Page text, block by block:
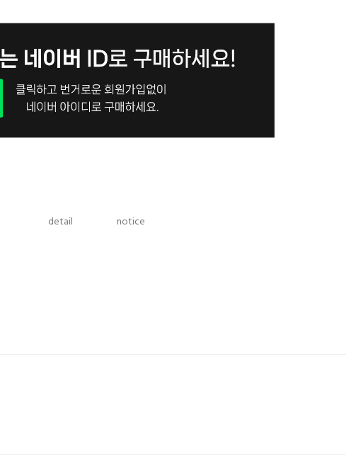
detail notice